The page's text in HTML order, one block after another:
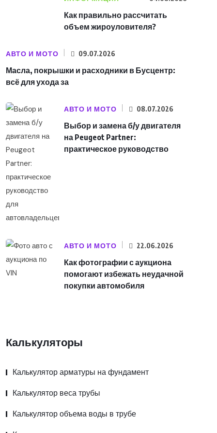
Как правильно рассчитать
объем жироуловителя?
АВТО И МОТО 09.07.2026
Масла, покрышки и расходники в Бусцентр:
всё для ухода за
АВТО И МОТО 08.07.2026
Выбор и замена б/у двигателя
на Peugeot Partner:
практическое руководство
АВТО И МОТО 22.06.2026
Как фотографии с аукциона
помогают избежать неудачной
покупки автомобиля
Калькуляторы
Калькулятор арматуры на фундамент
Калькулятор веса трубы
Калькулятор объема воды в трубе